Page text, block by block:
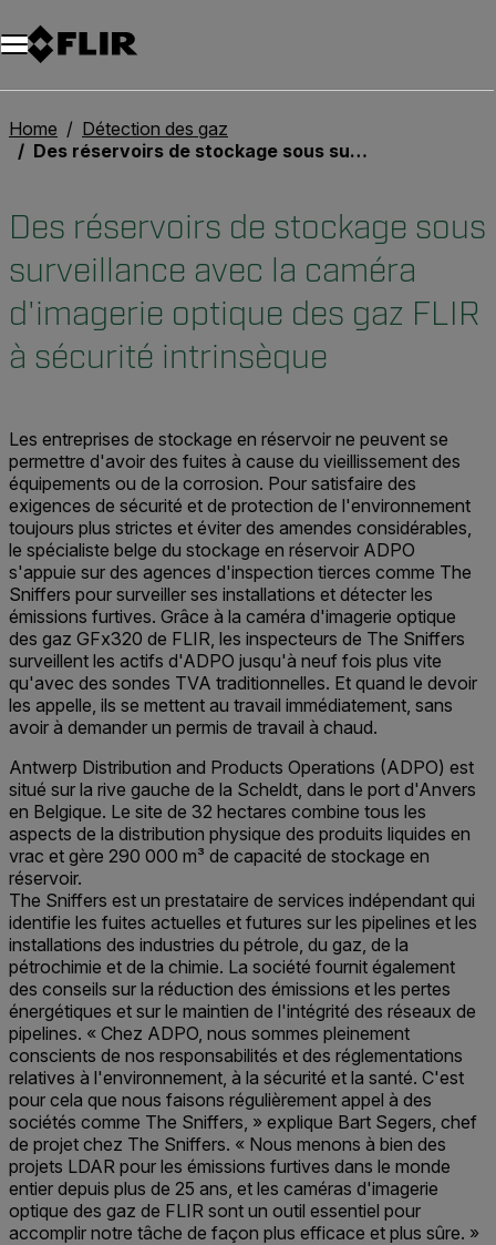
Unread messages
Modèle
Supprimer
articles
article
Ajouter au panier
Ajouté au panier
Home
Détection des gaz
Des réservoirs de stockage sous surveillance avec la caméra d'imagerie optique des gaz FLIR à sécurité intrinsèque
Des réservoirs de stockage sous
surveillance avec la caméra
d'imagerie optique des gaz FLIR
à sécurité intrinsèque
Les entreprises de stockage en réservoir ne peuvent se
permettre d'avoir des fuites à cause du vieillissement des
équipements ou de la corrosion. Pour satisfaire des
exigences de sécurité et de protection de l'environnement
toujours plus strictes et éviter des amendes considérables,
le spécialiste belge du stockage en réservoir ADPO
s'appuie sur des agences d'inspection tierces comme The
Sniffers pour surveiller ses installations et détecter les
émissions furtives. Grâce à la caméra d'imagerie optique
des gaz GFx320 de FLIR, les inspecteurs de The Sniffers
surveillent les actifs d'ADPO jusqu'à neuf fois plus vite
qu'avec des sondes TVA traditionnelles. Et quand le devoir
les appelle, ils se mettent au travail immédiatement, sans
avoir à demander un permis de travail à chaud.
Antwerp Distribution and Products Operations (ADPO) est
situé sur la rive gauche de la Scheldt, dans le port d'Anvers
en Belgique. Le site de 32 hectares combine tous les
aspects de la distribution physique des produits liquides en
vrac et gère 290 000 m³ de capacité de stockage en
réservoir.
The Sniffers est un prestataire de services indépendant qui
identifie les fuites actuelles et futures sur les pipelines et les
installations des industries du pétrole, du gaz, de la
pétrochimie et de la chimie. La société fournit également
des conseils sur la réduction des émissions et les pertes
énergétiques et sur le maintien de l'intégrité des réseaux de
pipelines. « Chez ADPO, nous sommes pleinement
conscients de nos responsabilités et des réglementations
relatives à l'environnement, à la sécurité et la santé. C'est
pour cela que nous faisons régulièrement appel à des
sociétés comme The Sniffers, » explique Bart Segers, chef
de projet chez The Sniffers. « Nous menons à bien des
projets LDAR pour les émissions furtives dans le monde
entier depuis plus de 25 ans, et les caméras d'imagerie
optique des gaz de FLIR sont un outil essentiel pour
accomplir notre tâche de façon plus efficace et plus sûre. »